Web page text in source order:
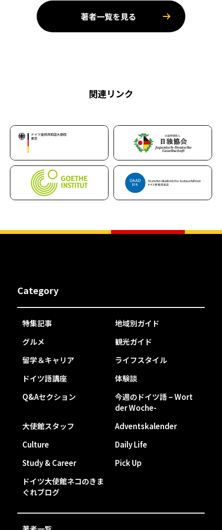
著者一覧を見る
関連リンク
Category
特集記事
地域別ガイド
グルメ
観光ガイド
留学＆キャリア
ライフスタイル
ドイツ語講座
体験談
Q&Aセクション
今週のドイツ語 – Wort
der Woche-
大使館スタッフ
Adventskalender
Culture
Daily Life
Study & Career
Pick Up
ドイツ大使館ネコのきま
ぐれブログ